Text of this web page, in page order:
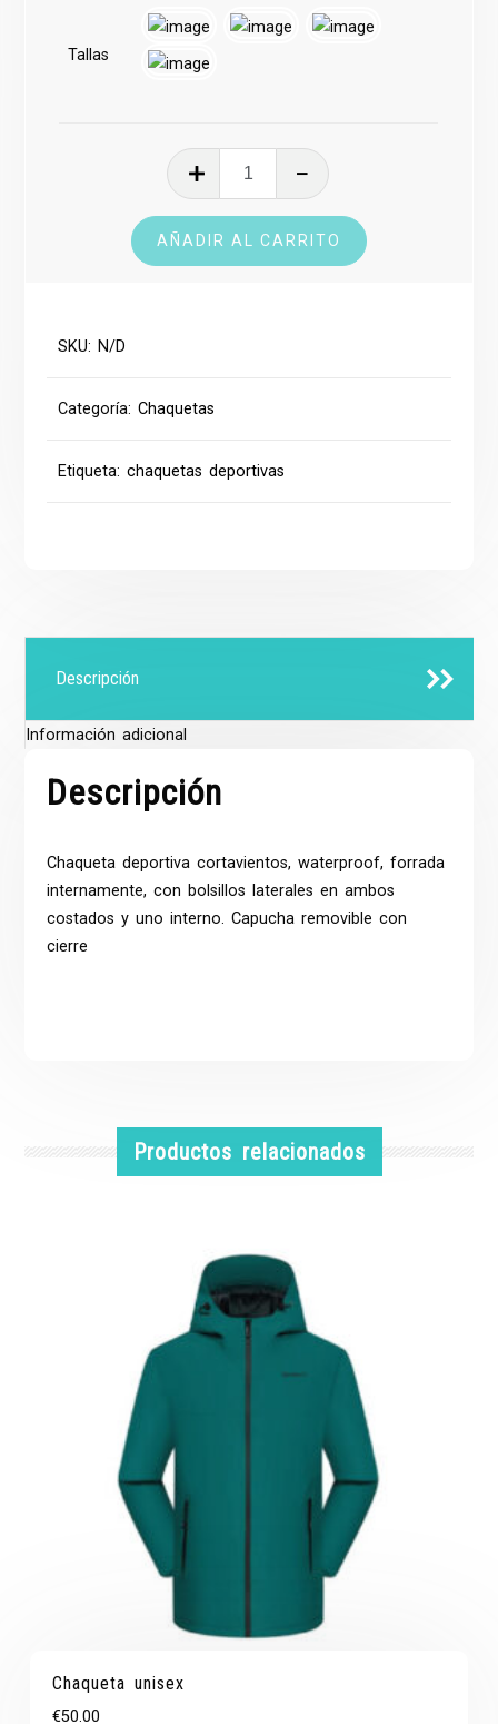
Tallas
Chaqueta
Deportiva
cantidad
AÑADIR AL CARRITO
SKU: N/D
Categoría:Chaquetas
Etiqueta:chaquetas deportivas
Descripción
Información adicional
Descripción
Chaqueta deportiva cortavientos, waterproof, forrada
internamente, con bolsillos laterales en ambos
costados y uno interno. Capucha removible con
cierre
Productos relacionados
Chaqueta unisex
€50.00